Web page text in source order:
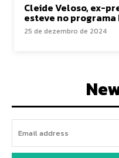
Cleide Veloso, ex-
esteve no
25 de dezembro de 2024